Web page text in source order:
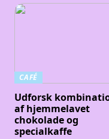
CAFÉ
Udforsk
af hjemmelavet
chokolade og
specialkaffe